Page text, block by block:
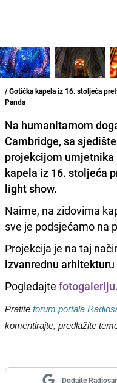
/ Gotička kapela iz 16. stoljeća
Panda
Na humanitarnom
Cambridge, sa
projekcijom umjetnika
kapela iz 16. stoljeća
light show.
Naime, na zidovima
sve je podsjećamo na
Projekcija je na taj
izvanrednu arhitektur
Pogledajte fotogaleriju.
Pratite forum portala
komentirajte, predlažite
Dodajte